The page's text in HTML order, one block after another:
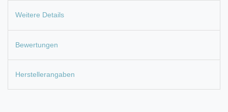
Weitere Details
Bewertungen
Herstellerangaben